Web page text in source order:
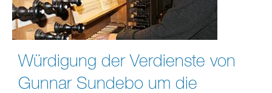
Würdigung der Verdienste von
Gunnar Sundebo um die